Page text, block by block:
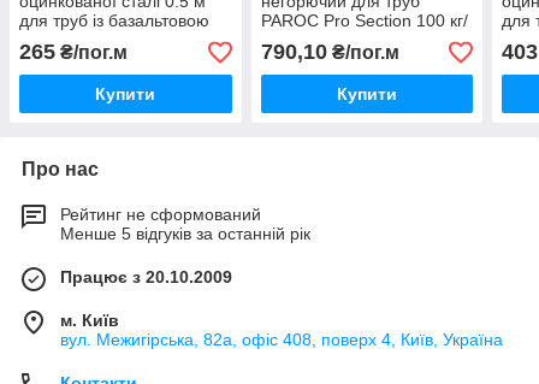
для труб із базальтовою
або каучуковою
теплоізоляцією
265 ₴/пог.м
Купити
PAROC Pro Section 100 кг/
м3, діаметр 89 мм,
товщина 50 мм.
790,10₴/пог.м
Купити
для
або
403
Про нас
Рейтинг не сформований
Менше 5 відгуків за останній рік
Працює з 20.10.2009
м. Київ
вул. Межигірська, 82а, офіс 408, поверх 4, Київ, Україна